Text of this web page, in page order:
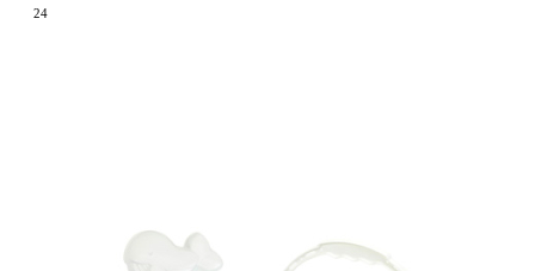
24